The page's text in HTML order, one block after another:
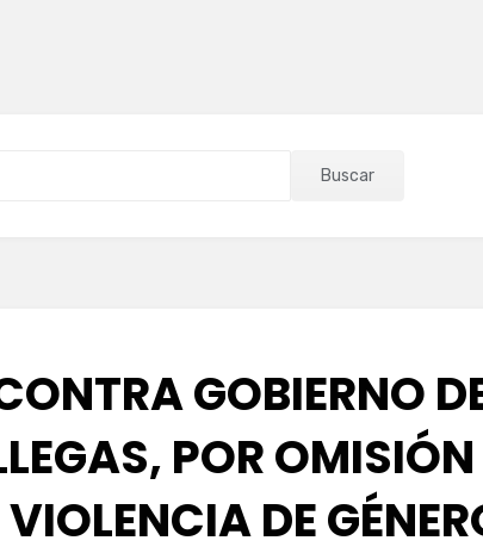
Buscar
GOBIERNO
POR OMISIÓN
DE